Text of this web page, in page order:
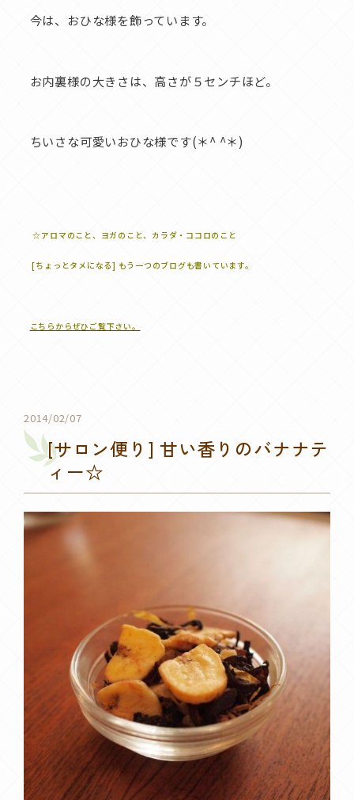
今は、おひな様を飾っています。
お内裏様の大きさは、高さが５センチほど。
ちいさな可愛いおひな様です(＊^ ^＊)
☆アロマのこと、ヨガのこと、カラダ・ココロのこと
[ちょっとタメになる] もう一つのブログも書いています。
こちらからぜひご覧下さい。
2014/02/07
[サロン便り] 甘い香りのバナナテ
ィー☆